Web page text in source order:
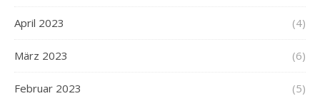
April 2023 (4)
März 2023 (6)
Februar 2023 (5)